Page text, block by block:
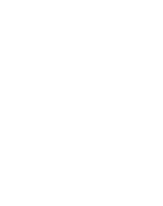
Produktinformationen
Nachhaltige Recycling-Stofftasche aus
97% aus recycelten Materialien (78%
Durch den Recyclingprozess können sich